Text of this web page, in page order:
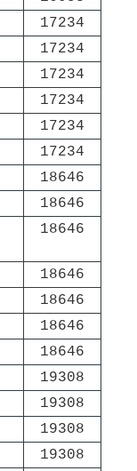
17234
17234
17234
17234
17234
17234
18646
18646
18646
18646
18646
18646
18646
19308
19308
19308
19308